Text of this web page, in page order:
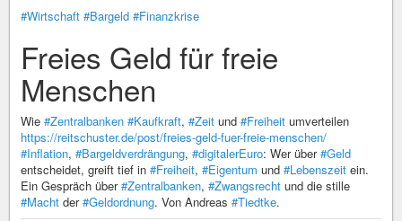
#Wirtschaft #Bargeld #Finanzkrise
Freies Geld für freie
Menschen
Wie #Zentralbanken #Kaufkraft, #Zeit und #Freiheit umverteilen
https://reitschuster.de/post/freies-geld-fuer-freie-menschen/
#Inflation, #Bargeldverdrängung, #digitalerEuro: Wer über#Geld
entscheidet, greift tief in #Freiheit, #Eigentum und #Lebenszeit ein.
Ein Gespräch über#Zentralbanken, #Zwangsrecht und die stille
#Macht der#Geldordnung. Von Andreas #Tiedtke.